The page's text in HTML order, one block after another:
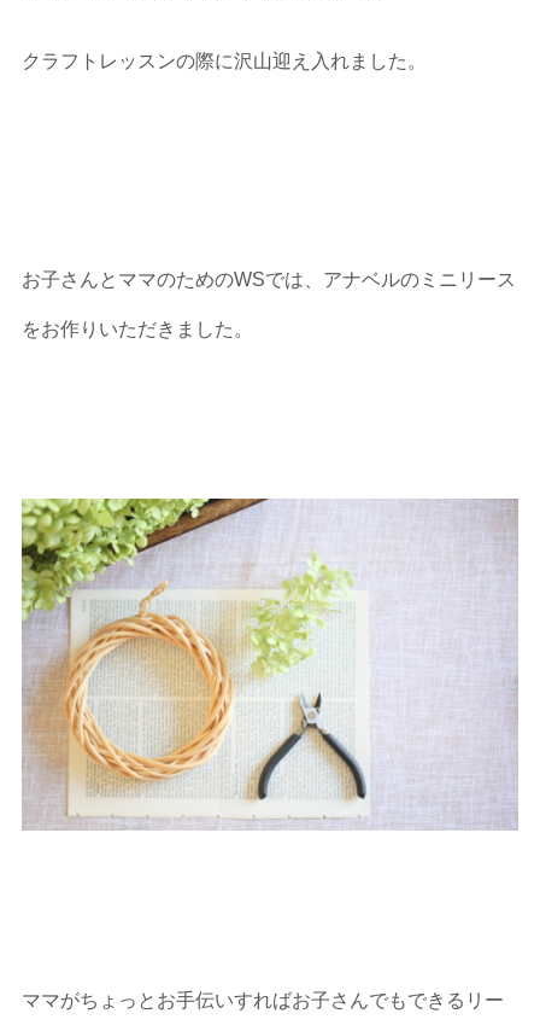
クラフトレッスンの際に沢山迎え入れました。
お子さんとママのためのWSでは、アナベルのミニリース
をお作りいただきました。
ママがちょっとお手伝いすればお子さんでもできるリー